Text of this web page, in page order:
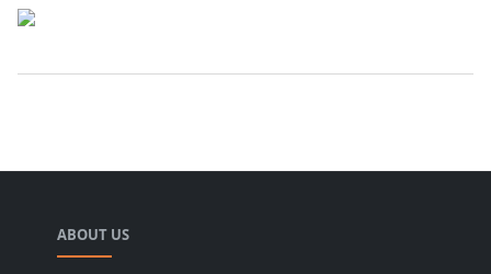
ABOUT US